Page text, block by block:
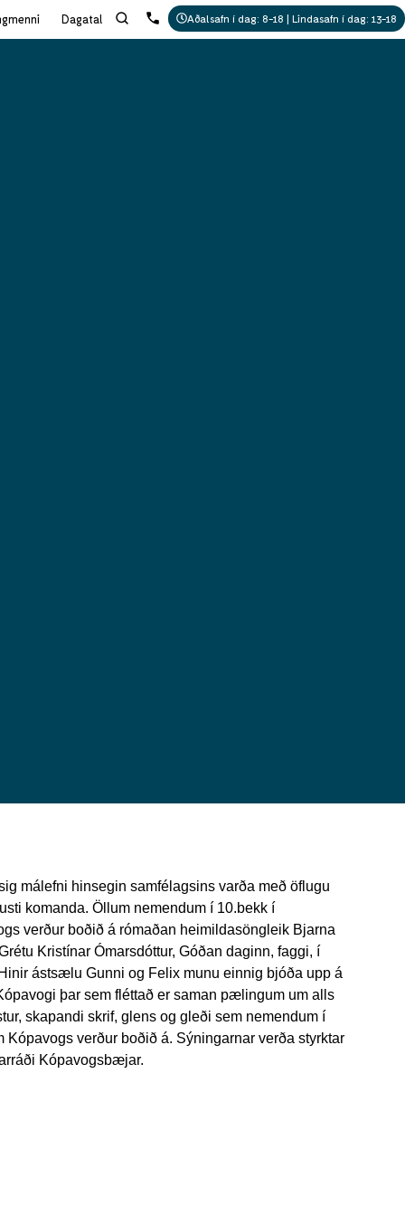
Dagatal Aðalsafn í dag: 8-18 | Lindasafn í dag: 13-18
málefni hinsegin samfélagsins varða með öflugu
komanda. Öllum nemendum í 10.bekk í
verður boðið á rómaðan heimildasöngleik Bjarna
Kristínar Ómarsdóttur, Góðan daginn, faggi, í
ástsælu Gunni og Felix munu einnig bjóða upp á
þar sem fléttað er saman pælingum um alls
skapandi skrif, glens og gleði sem nemendum í
Kópavogs verður boðið á. Sýningarnar verða styrktar
Kópavogsbæjar.